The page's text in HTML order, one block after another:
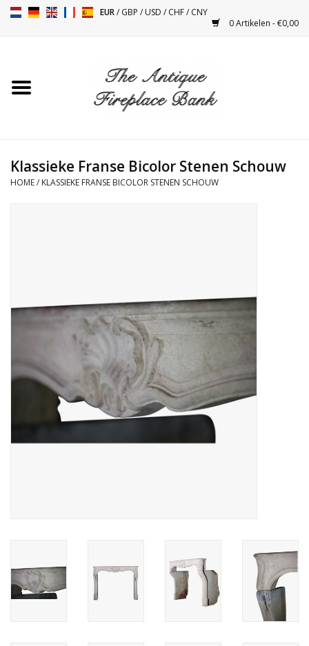
EUR/GBP /USD /CHF/CNY
0 Artikelen - €0,00
Toebehoren
Decoratieve Outdoor
Vloeren - Steen, Terra Cotta
Outlet
Login
Klassieke Franse Bicolor Stenen Schouw
HOME/ KLASSIEKE FRANSE BICOLOR STENEN SCHOUW